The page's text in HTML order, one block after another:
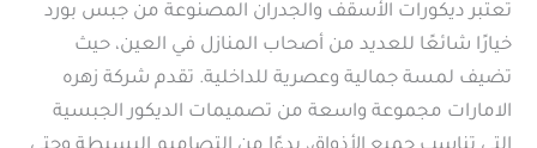
تعتبر ديكورات الأسقف والجدران المصنوعة من جبس بورد
خيارًا شائعًا للعديد من أصحاب المنازل في العين، حيث
تضيف لمسة جمالية وعصرية للداخلية. تقدم شركة زهره
الامارات مجموعة واسعة من تصميمات الديكور الجبسية